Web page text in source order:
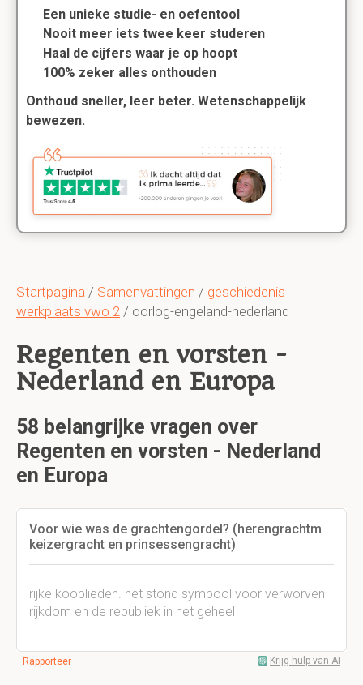
Startpagina / Samenvattingen / geschiedenis
werkplaats vwo 2 / oorlog-engeland-nederland
Regenten en vorsten -
Nederland en Europa
58 belangrijke vragen over
Regenten en vorsten - Nederland
en Europa
Voor wie was de grachtengordel? (herengrachtm
keizergracht en prinsessengracht)
rijke kooplieden. het stond symbool voor verworven
rijkdom en de republiek in het geheel
Rapporteer Krijg hulp van AI
Een unieke studie- en oefentool
Nooit meer iets twee keer studeren
Haal de cijfers waar je op hoopt
100% zeker alles onthouden
Onthoud sneller, leer beter. Wetenschappelijk
bewezen.